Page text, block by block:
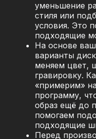
уменьшение
стиля или
условия. Это
подходящие
На основе
варианты
меняем цвет,
гравировку.
«примерим»
программу,
образ ещё до
помогаем
подходящие
Перед